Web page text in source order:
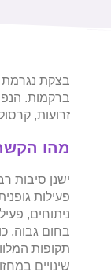
בצקת נגרמת
ברקמות.
זרועות,
מהו
ישנן סיבות
פעילות
ניתוחים,
בחום גבוה,
תקופות
שינויים